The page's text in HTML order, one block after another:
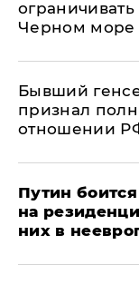
Черном море
Бывший
признал
отношении
Путин
на
них в